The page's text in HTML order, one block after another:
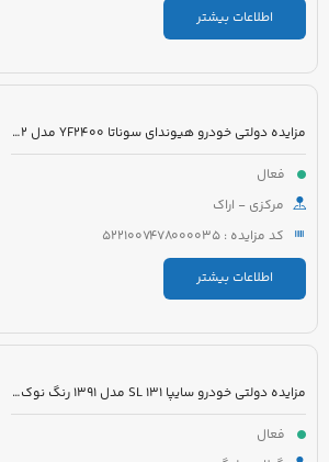
اطلاعات بیشتر
مزایده دولتی خودرو هیوندای سوناتا YF2400 مدل 2012 رنگ سفید متالیک
فعال
مرکزی - اراک
کد مزایده : 5221007478000035
اطلاعات بیشتر
مزایده دولتی خودرو سایپا 131 SL مدل 1391 رنگ نوک مدادی متالیک
فعال